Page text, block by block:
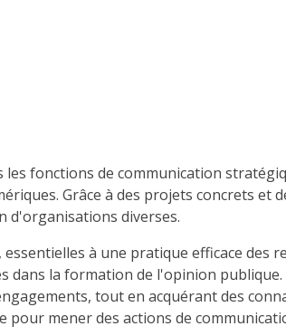
fonctions de communication
Grâce à des projets concrets et
d'organisations diverses.
à une pratique efficace des
la formation de l'opinion publique.
tout en acquérant des
pour mener des actions de